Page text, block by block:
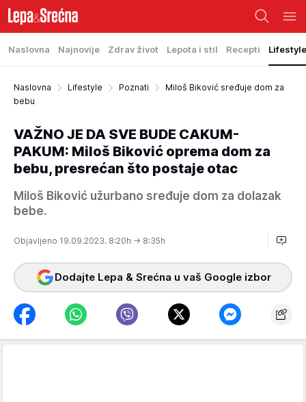
Naslovna Najnovije Zdrav život Lepota i stil Recepti Lifestyle
Naslovna Lifestyle Poznati
Miloš Biković sređuje dom za
bebu
VAŽNO JE DA SVE BUDE CAKUM-
PAKUM: Miloš Biković oprema dom za
bebu, presrećan što postaje otac
Miloš Biković užurbano sređuje dom za dolazak
bebe.
Objavljeno 19.09.2023. 8:20h → 8:35h
Dodajte Lepa & Srećna u vaš Google izbor